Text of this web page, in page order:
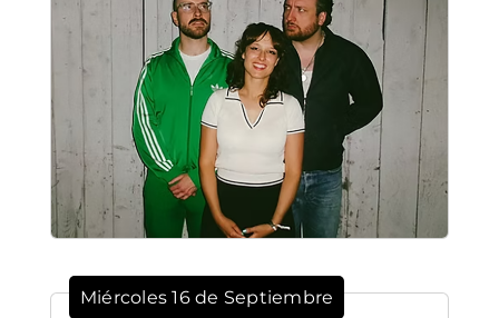
Miércoles 16 de Septiembre